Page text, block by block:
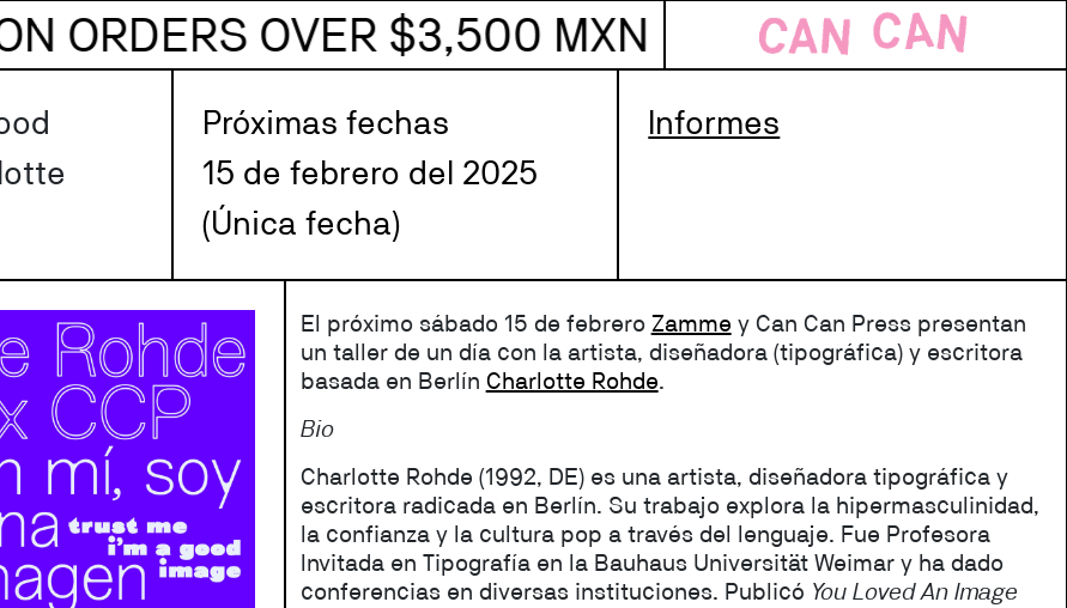
GRATIS A MX EN PEDIDOS ARRIBA DE
Próximas fechas
15 de febrero del 2025
(Única fecha)
Informes
El próximo sábado 15 de febrero Zamme y Can Can Press presentan
un taller de un día con la artista, diseñadora (tipográfica) y escritora
basada en Berlín Charlotte Rohde.
Bio
Charlotte Rohde (1992, DE) es una artista, diseñadora tipográfica y
escritora radicada en Berlín. Su trabajo explora la hipermasculinidad,
la confianza y la cultura pop a través del lenguaje. Fue Profesora
Invitada en Tipografía en la Bauhaus Universität Weimar y ha dado
conferencias en diversas instituciones. Publicó You Loved An Image